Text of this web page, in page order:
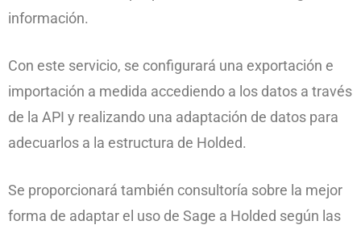
información.
Con este servicio, se configurará una exportación e
importación a medida accediendo a los datos a través
de la API y realizando una adaptación de datos para
adecuarlos a la estructura de Holded.
Se proporcionará también consultoría sobre la mejor
forma de adaptar el uso de Sage a Holded según las